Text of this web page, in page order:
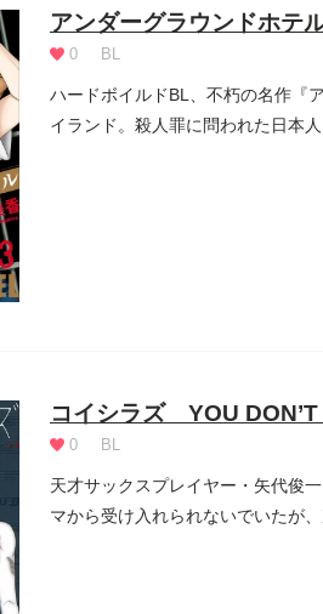
アンダーグラウンドホテ
0 BL
ハードボイルドBL、不朽の名作『
イランド。殺人罪に問われた日本
コイシラズ YOU
0 BL
天才サックスプレイヤー・矢代俊
マから受け入れられないでいたが